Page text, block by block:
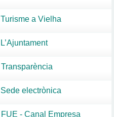
Turisme a Vielha
L’Ajuntament
Transparència
Sede electrònica
FUE - Canal Empresa